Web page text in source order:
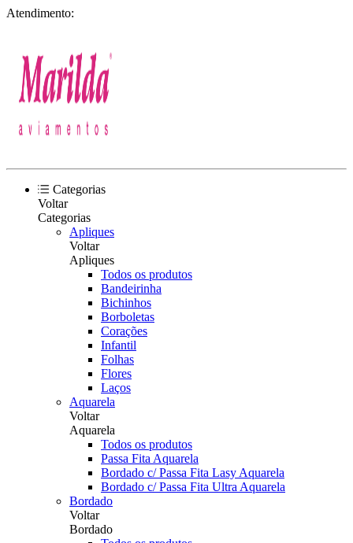
Atendimento:
Categorias
Voltar
Categorias
Apliques
Voltar
Apliques
Todos os produtos
Bandeirinha
Bichinhos
Borboletas
Corações
Infantil
Folhas
Flores
Laços
Aquarela
Voltar
Aquarela
Todos os produtos
Passa Fita Aquarela
Bordado c/ Passa Fita Lasy Aquarela
Bordado c/ Passa Fita Ultra Aquarela
Bordado
Voltar
Bordado